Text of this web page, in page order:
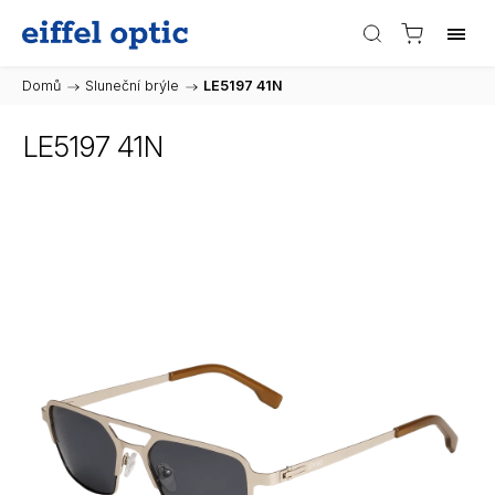
Domů / Sluneční brýle / LE5197 41N
LE5197 41N